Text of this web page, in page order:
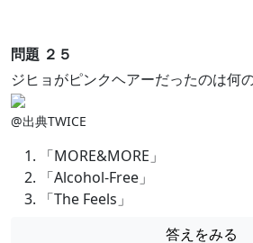
問題 ２５
ジヒョがピンクヘアーだったのは何
@出典TWICE
「MORE&MORE」
「Alcohol-Free」
「The Feels」
答えをみる